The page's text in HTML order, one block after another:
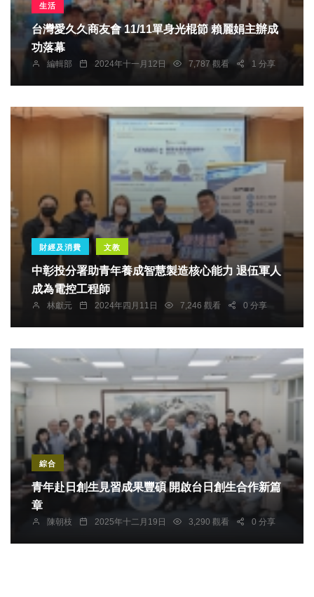
生活
台灣愛久久商友會 11/11單身光棍節 賴麗娟主辦成
功落幕
編輯部 2024年十一月12日 7,787 觀看 1 分享
財經及消費 文教
中彰投分署助青年養成智慧製造核心能力 退伍軍人
成為電控工程師
林獻元 2024年四月11日 7,246 觀看 0 分享
綜合
青年赴日創生見習成果豐碩 開啟台日創生合作新篇
章
陳朝枝 2025年十二月19日 3,290 觀看 0 分享